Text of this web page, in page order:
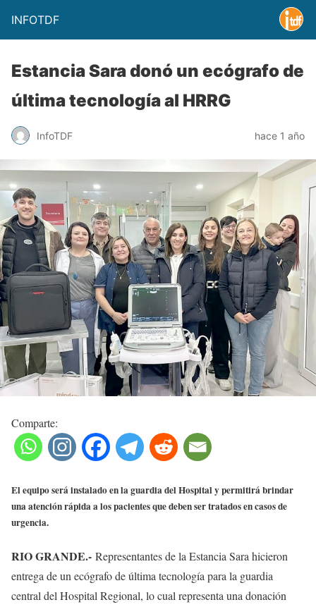
INFOTDF
Estancia Sara donó un ecógrafo de
última tecnología al HRRG
InfoTDF hace 1 año
Comparte:
El equipo será instalado en la guardia del Hospital y permitirá brindar
una atención rápida a los pacientes que deben ser tratados en casos de
urgencia.
RIO GRANDE.- Representantes de la Estancia Sara hicieron
entrega de un ecógrafo de última tecnología para la guardia
central del Hospital Regional, lo cual representa una donación